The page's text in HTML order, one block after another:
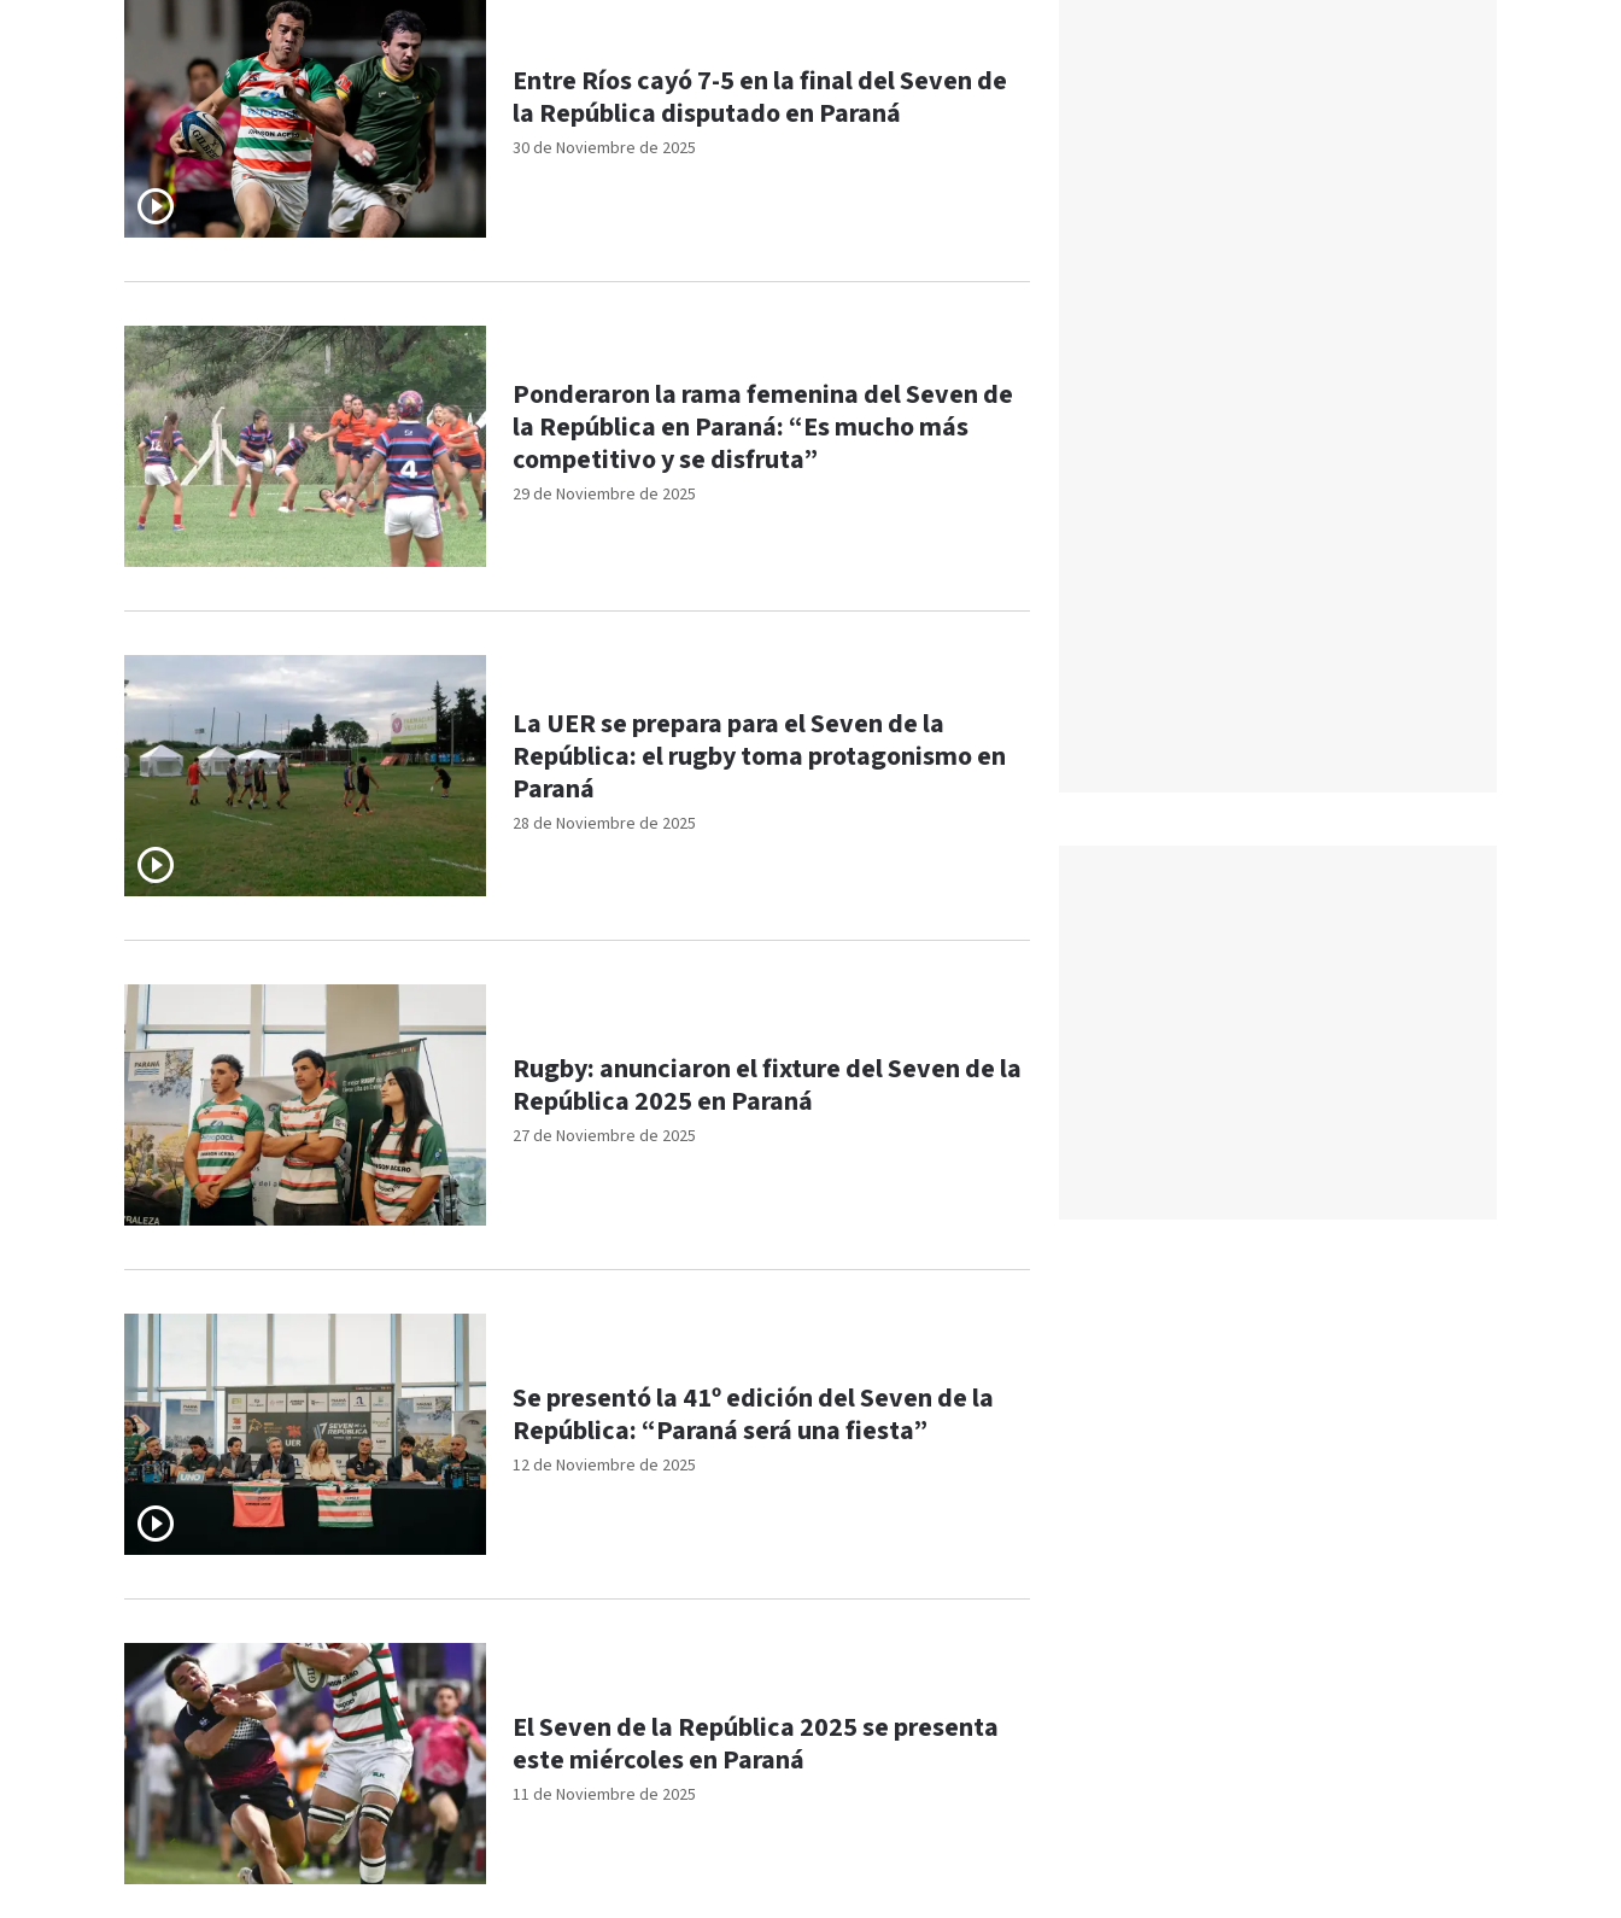
30 de Noviembre de 2025
Entre Ríos cayó 7-5 en la final del Seven de
la República disputado en Paraná
29 de Noviembre de 2025
Ponderaron la rama femenina del Seven de
la República en Paraná: “Es mucho más
competitivo y se disfruta”
28 de Noviembre de 2025
La UER se prepara para el Seven de la
República: el rugby toma protagonismo en
Paraná
27 de Noviembre de 2025
Rugby: anunciaron el fixture del Seven de la
República 2025 en Paraná
12 de Noviembre de 2025
Se presentó la 41º edición del Seven de la
República: “Paraná será una fiesta”
11 de Noviembre de 2025
El Seven de la República 2025 se presenta
este miércoles en Paraná